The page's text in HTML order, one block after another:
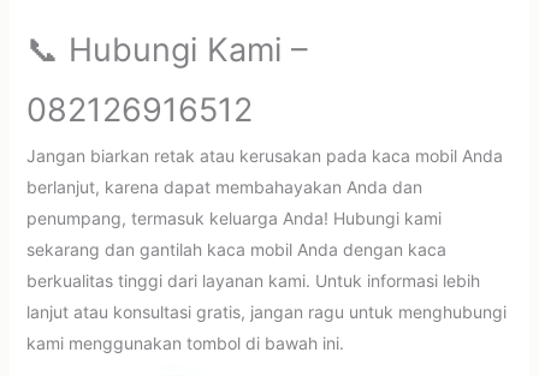
📞 Hubungi Kami –
082126916512
Jangan biarkan retak atau kerusakan pada kaca mobil Anda
berlanjut, karena dapat membahayakan Anda dan
penumpang, termasuk keluarga Anda! Hubungi kami
sekarang dan gantilah kaca mobil Anda dengan kaca
berkualitas tinggi dari layanan kami. Untuk informasi lebih
lanjut atau konsultasi gratis, jangan ragu untuk menghubungi
kami menggunakan tombol di bawah ini.